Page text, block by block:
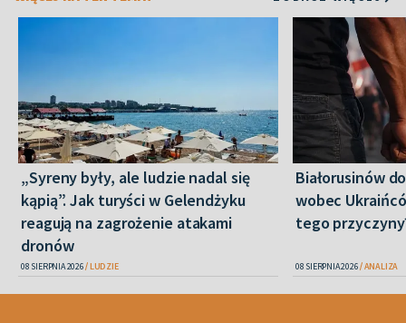
„Syreny były, ale ludzie nadal się
kąpią”. Jak turyści w Gelendżyku
reagują na zagrożenie atakami
dronów
08 SIERPNIA 2026 LUDZIE
Białorusinów
wobec
tego
08 SIERPNIA 2026 ANALIZA